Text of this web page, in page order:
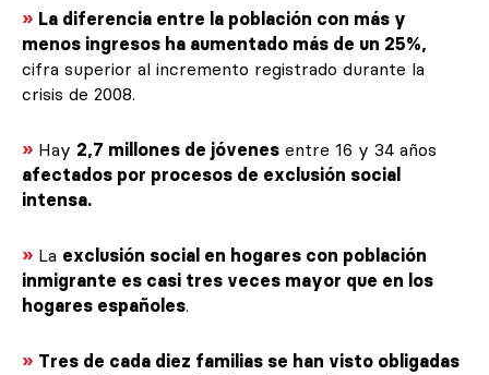
» La diferencia entre la población con más y
menos ingresos ha aumentado más de un 25%,
cifra superior al incremento registrado durante la
crisis de 2008.
» Hay 2,7 millones de jóvenes entre 16 y 34 años
afectados por procesos de exclusión social
intensa.
» La exclusión social en hogares con población
inmigrante es casi tres veces mayor que en los
hogares españoles.
» Tres de cada diez familias se han visto obligadas